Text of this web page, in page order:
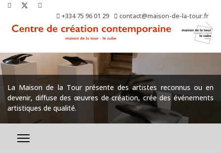
+334 75 96 01 29 contact@maison-de-la-tour.fr
La Maison de la Tour présente des artistes reconnus ou en
devenir, diffuse des œuvres de création, crée des événements
artistiques de qualité.